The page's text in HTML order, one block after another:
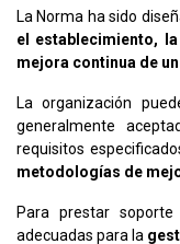
La Norma ha sido
el establecimiento,
mejora continua de
La organización
generalmente
requisitos
metodologías de
Para prestar
adecuadas para la